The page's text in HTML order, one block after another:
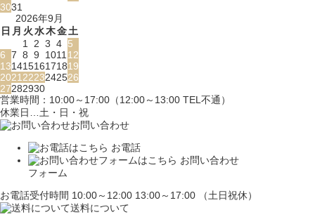
3031
2026年9月
日 月 火水木金土
1 2 3 4 5
6 7 8 9 101112
13141516171819
20212223242526
27282930
営業時間：10:00～17:00（12:00～13:00 TEL不通）
休業日…土・日・祝
お問い合わせ
お電話
お問い合わせ
フォーム
お電話受付時間 10:00～12:00 13:00～17:00 （土日祝休）
送料について